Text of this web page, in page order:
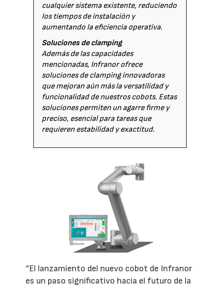
cualquier sistema existente, reduciendo
los tiempos de instalación y
aumentando la eficiencia operativa.
Soluciones de clamping
Además de las capacidades
mencionadas, Infranor ofrece
soluciones de clamping innovadoras
que mejoran aún más la versatilidad y
funcionalidad de nuestros cobots. Estas
soluciones permiten un agarre firme y
preciso, esencial para tareas que
requieren estabilidad y exactitud.
“El lanzamiento del nuevo cobot de Infranor
es un paso significativo hacia el futuro de la